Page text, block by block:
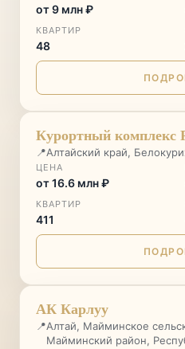
от 9 млн ₽
КВАРТИР
48
ГОРНЫЙ КУРОРТ
Курортный комплекс
📍Алтайский край,
ЦЕНА
от 16.6 млн ₽
КВАРТИР
411
ГОРНЫЙ КУРОРТ
АК Карлуу
📍Алтай, Майминское
Майминский район,